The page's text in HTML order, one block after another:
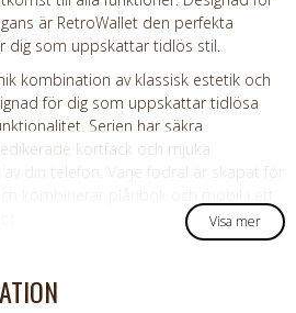
är RetroWallet den perfekta
dig som uppskattar tidlös stil.
kombination av klassisk estetik och
för dig som uppskattar tidlösa
Serien har säkra
kortfack och mjuka
din telefon. Varje fodral är skapat för
Visa mer